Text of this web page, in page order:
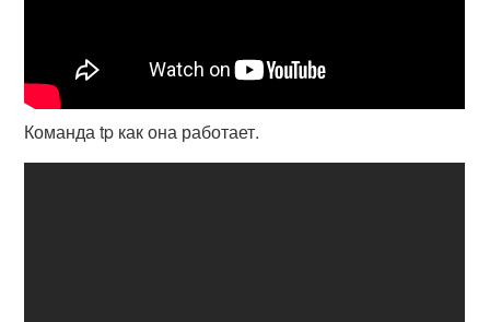
Команда tp как она работает.